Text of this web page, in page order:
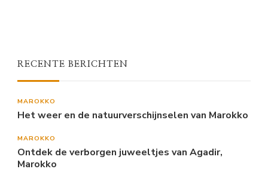
RECENTE BERICHTEN
MAROKKO
Het weer en de natuurverschijnselen van Marokko
MAROKKO
Ontdek de verborgen juweeltjes van Agadir,
Marokko